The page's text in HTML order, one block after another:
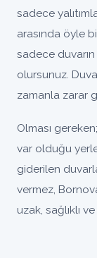
sadece
arasında öyle
sadece duvarın
olursunuz.
zamanla zarar
Olması
var olduğu
giderilen
vermez,
uzak, sağlıklı